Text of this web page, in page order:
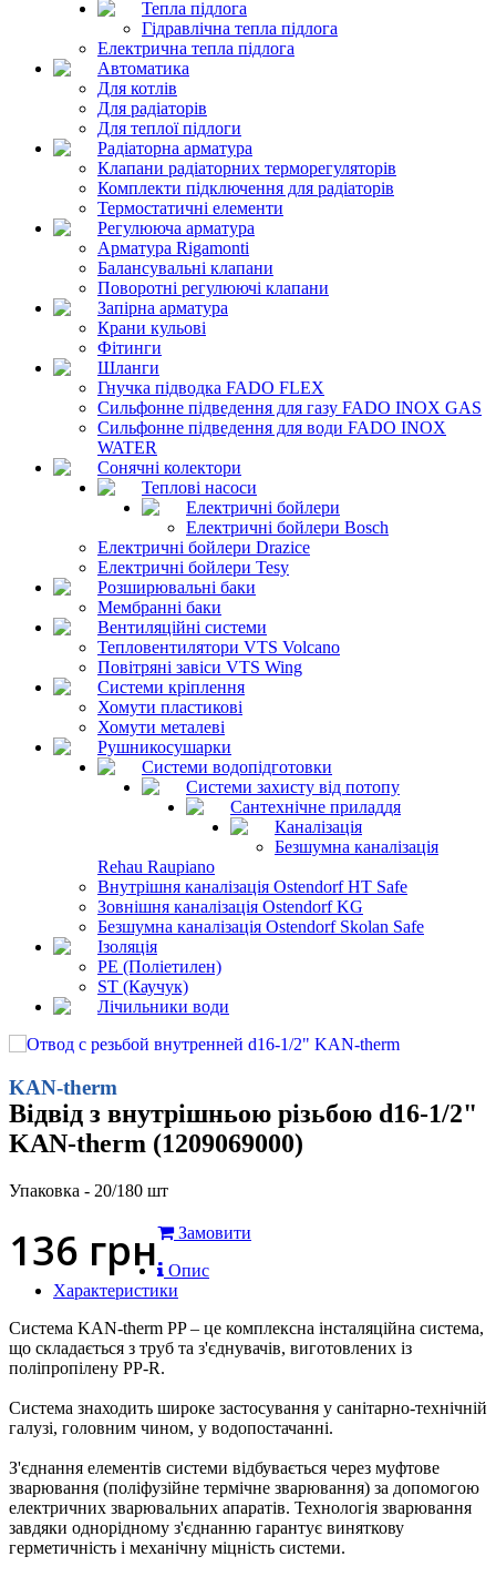
Тепла підлога
Гідравлічна тепла підлога
Електрична тепла підлога
Автоматика
Для котлів
Для радіаторів
Для теплої підлоги
Радіаторна арматура
Клапани радіаторних терморегуляторів
Комплекти підключення для радіаторів
Термостатичні елементи
Регулююча арматура
Арматура Rigamonti
Балансувальні клапани
Поворотні регулюючі клапани
Запірна арматура
Крани кульові
Фітинги
Шланги
Гнучка підводка FADO FLEX
Сильфонне підведення для газу FADO INOX GAS
Сильфонне підведення для води FADO INOX
WATER
Сонячні колектори
Теплові насоси
Електричні бойлери
Електричні бойлери Bosch
Електричні бойлери Drazice
Електричні бойлери Tesy
Розширювальні баки
Мембранні баки
Вентиляційні системи
Тепловентилятори VTS Volcano
Повітряні завіси VTS Wing
Системи кріплення
Хомути пластикові
Хомути металеві
Рушникосушарки
Системи водопідготовки
Системи захисту від потопу
Сантехнічне приладдя
Каналізація
Безшумна каналізація
Rehau Raupiano
Внутрішня каналізація Ostendorf HT Safe
Зовнішня каналізація Ostendorf KG
Безшумна каналізація Ostendorf Skolan Safe
Ізоляція
PE (Поліетилен)
ST (Каучук)
Лічильники води
KAN-therm
Відвід з внутрішньою різьбою d16-1/2"
KAN-therm (1209069000)
Упаковка - 20/180 шт
136 грн
Замовити
Опис
Характеристики
Система KAN-therm PP – це комплексна інсталяційна система,
що складається з труб та з'єднувачів, виготовлених із
поліпропілену PP-R.
Система знаходить широке застосування у санітарно-технічній
галузі, головним чином, у водопостачанні.
З'єднання елементів системи відбувається через муфтове
зварювання (поліфузійне термічне зварювання) за допомогою
електричних зварювальних апаратів. Технологія зварювання
завдяки однорідному з'єднанню гарантує виняткову
герметичність і механічну міцність системи.